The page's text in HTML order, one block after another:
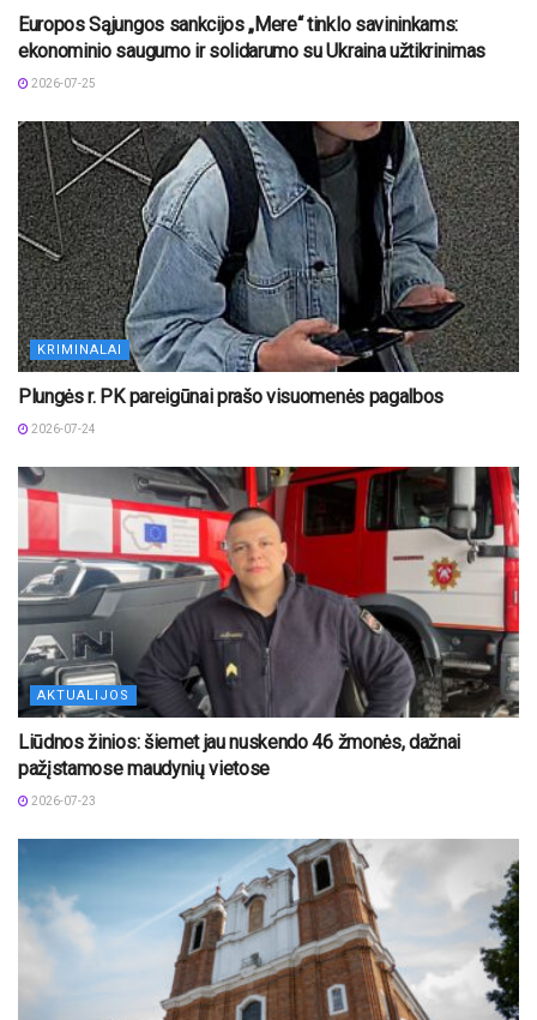
Europos Sąjungos sankcijos „Mere“ tinklo savininkams:
ekonominio saugumo ir solidarumo su Ukraina užtikrinimas
2026-07-25
KRIMINALAI
Plungės r. PK pareigūnai prašo visuomenės pagalbos
2026-07-24
AKTUALIJOS
Liūdnos žinios: šiemet jau nuskendo 46 žmonės, dažnai
pažįstamose maudynių vietose
2026-07-23